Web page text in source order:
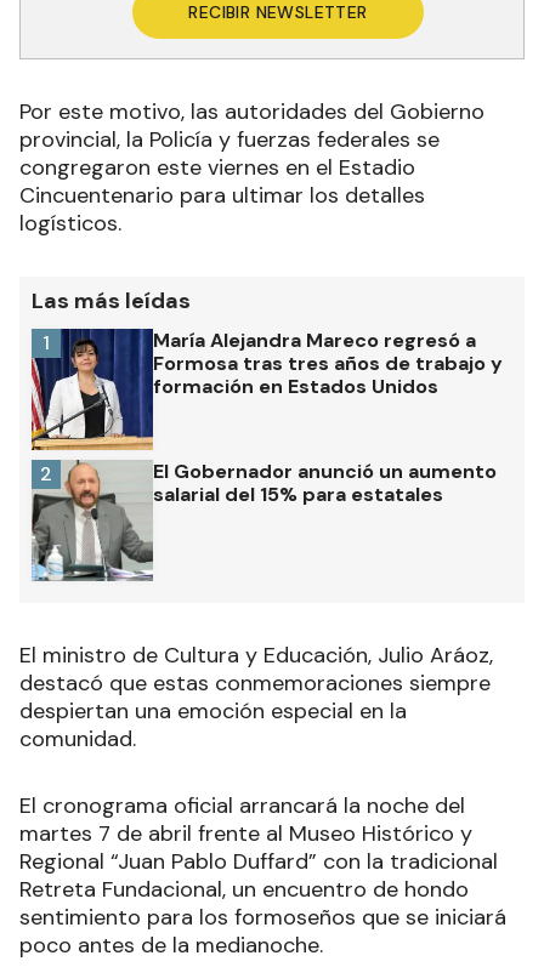
RECIBIR NEWSLETTER
Por este motivo, las autoridades del Gobierno
provincial, la Policía y fuerzas federales se
congregaron este viernes en el Estadio
Cincuentenario para ultimar los detalles
logísticos.
Las más leídas
María Alejandra Mareco regresó a
Formosa tras tres años de trabajo y
formación en Estados Unidos
1
El Gobernador anunció un aumento
salarial del 15% para estatales
2
El ministro de Cultura y Educación, Julio Aráoz,
destacó que estas conmemoraciones siempre
despiertan una emoción especial en la
comunidad.
El cronograma oficial arrancará la noche del
martes 7 de abril frente al Museo Histórico y
Regional “Juan Pablo Duffard” con la tradicional
Retreta Fundacional, un encuentro de hondo
sentimiento para los formoseños que se iniciará
poco antes de la medianoche.